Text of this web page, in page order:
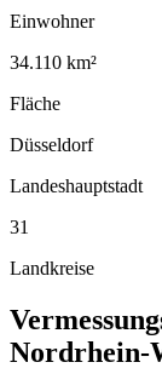
Einwohner
34.110 km²
Fläche
Düsseldorf
Landeshauptstadt
31
Landkreise
Nordrhein-